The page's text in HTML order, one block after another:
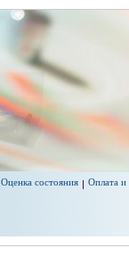
Оценка состояния Оплата и